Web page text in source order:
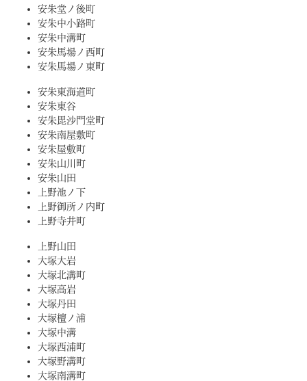
安朱堂ノ後町
安朱中小路町
安朱中溝町
安朱馬場ノ西町
安朱馬場ノ東町
安朱東海道町
安朱東谷
安朱毘沙門堂町
安朱南屋敷町
安朱屋敷町
安朱山川町
安朱山田
上野池ノ下
上野御所ノ内町
上野寺井町
上野山田
大塚大岩
大塚北溝町
大塚高岩
大塚丹田
大塚檀ノ浦
大塚中溝
大塚西浦町
大塚野溝町
大塚南溝町